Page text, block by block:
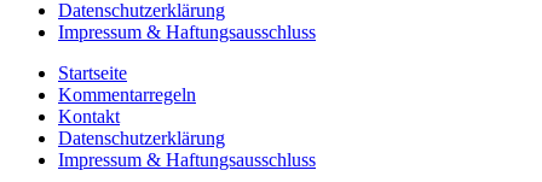
Datenschutzerklärung
Impressum & Haftungsausschluss
Startseite
Kommentarregeln
Kontakt
Datenschutzerklärung
Impressum & Haftungsausschluss